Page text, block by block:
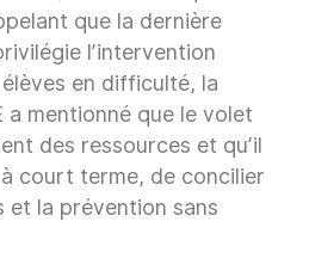
que la dernière
l’intervention
en difficulté, la
a mentionné que le volet
des ressources et qu’il
court terme, de concilier
et la prévention sans